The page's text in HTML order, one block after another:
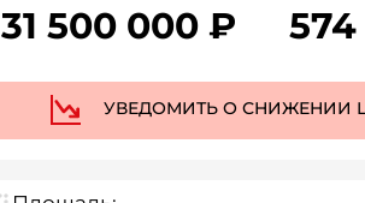
31 500 000 ₽ 574
УВЕДОМИТЬ О СНИЖЕНИИ